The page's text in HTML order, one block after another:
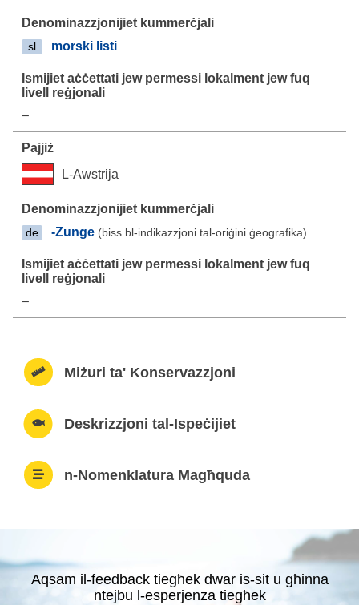
sl morski listi
–
L-Awstrija
de -Zunge(biss bl-indikazzjoni tal-oriġini ġeografika)
–
Miżuri ta' Konservazzjoni
Deskrizzjoni tal-Ispeċijiet
n-Nomenklatura Magħquda
Aqsam il-feedback tiegħek dwar is-sit u għinna
ntejbu l-esperjenza tiegħek